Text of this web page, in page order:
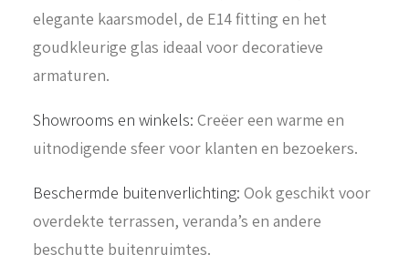
elegante kaarsmodel, de E14 fitting en het
goudkleurige glas ideaal voor decoratieve
armaturen.
Showrooms en winkels: Creëer een warme en
uitnodigende sfeer voor klanten en bezoekers.
Beschermde buitenverlichting: Ook geschikt voor
overdekte terrassen, veranda’s en andere
beschutte buitenruimtes.